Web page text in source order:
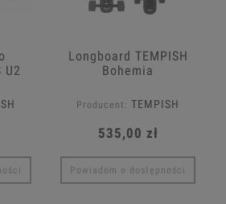
U2
Longboard TEMPISH
Bohemia
Producent: TEMPISH
535,00 zł
Powiadom o dostępności